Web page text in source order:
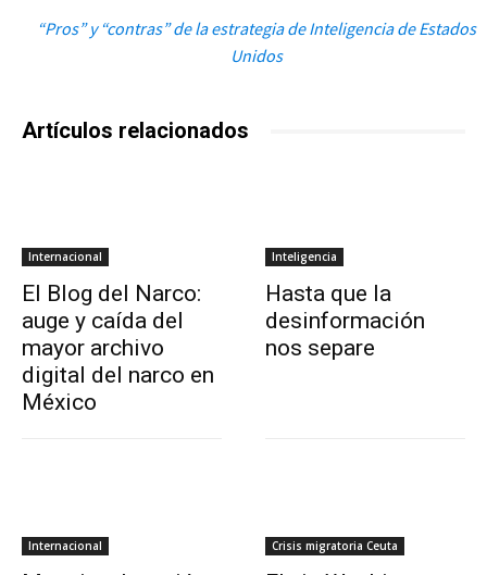
“Pros” y “contras” de la estrategia de Inteligencia de Estados
Unidos
Artículos relacionados
Internacional
El Blog del Narco:
auge y caída del
mayor archivo
digital del narco en
México
Inteligencia
Hasta que la
desinformación
nos separe
Internacional Crisis migratoria Ceuta